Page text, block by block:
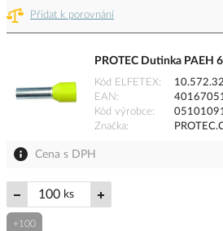
Přidat k porovnání
PROTEC Dutinka PAEH
Kód ELFETEX
EAN
Kód výrobce
Značka
Cena s DPH
ks
+100